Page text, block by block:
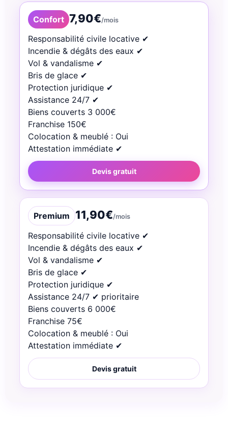
Confort 7,90€/mois
Responsabilité civile locative ✔︎
Incendie & dégâts des eaux ✔︎
Vol & vandalisme ✔︎
Bris de glace ✔︎
Protection juridique ✔︎
Assistance 24/7 ✔︎
Biens couverts 3 000€
Franchise 150€
Colocation & meublé : Oui
Attestation immédiate ✔︎
Devis gratuit
Premium 11,90€/mois
Responsabilité civile locative ✔︎
Incendie & dégâts des eaux ✔︎
Vol & vandalisme ✔︎
Bris de glace ✔︎
Protection juridique ✔︎
Assistance 24/7 ✔︎ prioritaire
Biens couverts 6 000€
Franchise 75€
Colocation & meublé : Oui
Attestation immédiate ✔︎
Devis gratuit